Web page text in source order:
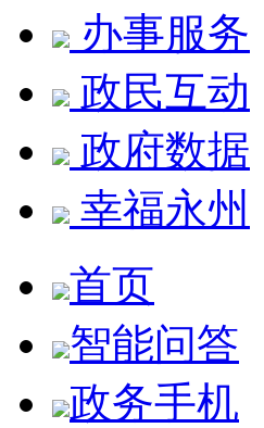
办事服务
政民互动
政府数据
幸福永州
首页
智能问答
政务手机